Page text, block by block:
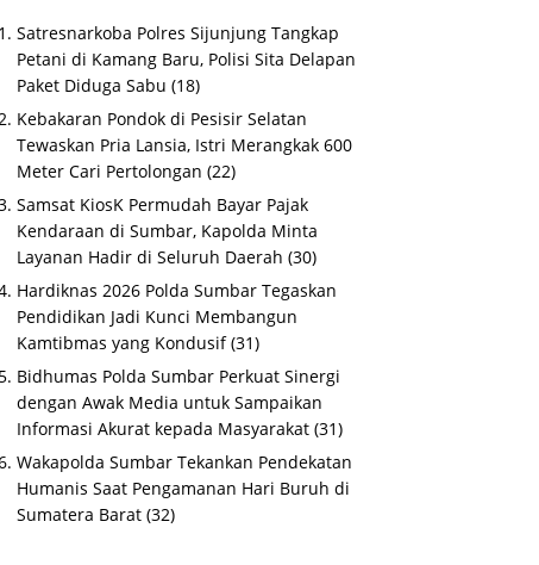
Satresnarkoba Polres Sijunjung Tangkap
Petani di Kamang Baru, Polisi Sita Delapan
Paket Diduga Sabu (18)
Kebakaran Pondok di Pesisir Selatan
Tewaskan Pria Lansia, Istri Merangkak 600
Meter Cari Pertolongan (22)
Samsat KiosK Permudah Bayar Pajak
Kendaraan di Sumbar, Kapolda Minta
Layanan Hadir di Seluruh Daerah (30)
Hardiknas 2026 Polda Sumbar Tegaskan
Pendidikan Jadi Kunci Membangun
Kamtibmas yang Kondusif (31)
Bidhumas Polda Sumbar Perkuat Sinergi
dengan Awak Media untuk Sampaikan
Informasi Akurat kepada Masyarakat (31)
Wakapolda Sumbar Tekankan Pendekatan
Humanis Saat Pengamanan Hari Buruh di
Sumatera Barat (32)